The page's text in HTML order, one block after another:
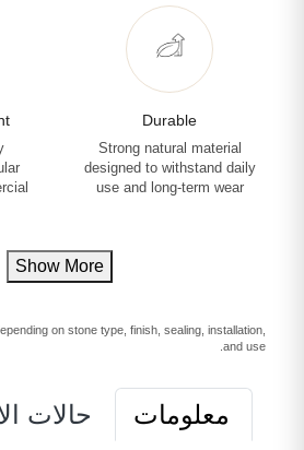
Durable
Strong natural material
designed to withstand daily
use and long-term wear
Show More
on stone type, finish, sealing, installation,
and use.
معلومات
حالات